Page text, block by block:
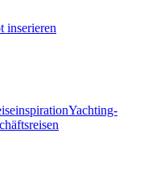
inserieren
Yachting-